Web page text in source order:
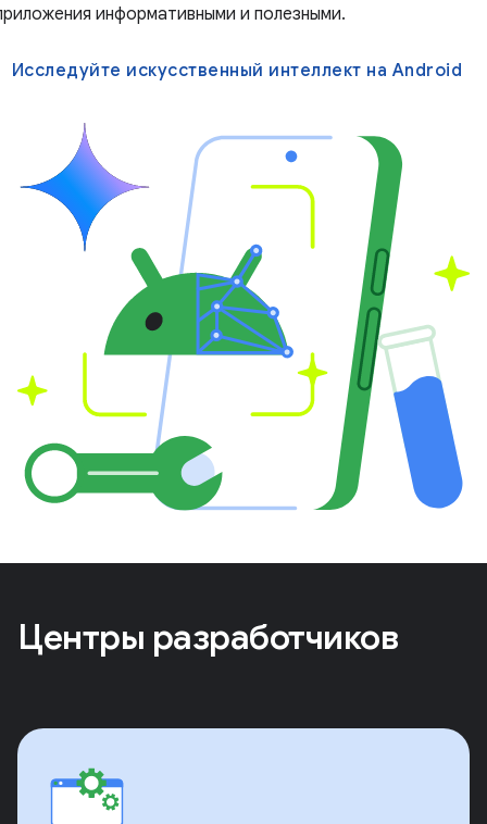
информативными и полезными.
Исследуйте искусственный интеллект на Android
Центры разработчиков